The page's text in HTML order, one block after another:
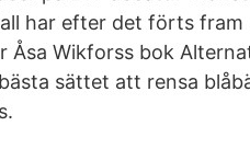
har efter det förts
Wikforss bok
sättet att rensa